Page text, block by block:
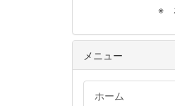
※ ホームペー
メニュー
ホーム